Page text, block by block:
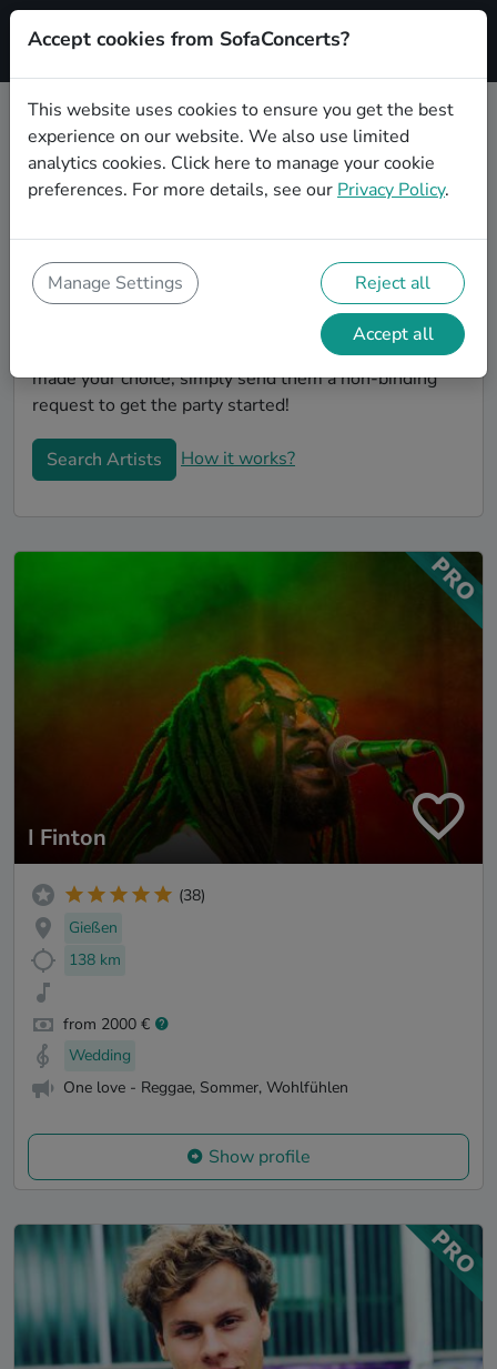
Signup
Book Pop wedding party bands in
Göttingen
play your big day in Göttingen? You're in the right
spot! At SofaConcerts you'll discover unique,
professional, creative bands that will work with you to
make your big day a success! Browse our bands, listen
to their music, watch their videos, and when you've
made your choice, simply send them a non-binding
request to get the party started!
Search Artists How it works?
I Finton
(38)
Gießen
138 km
from 2000 €
Wedding
One love - Reggae, Sommer, Wohlfühlen
Show profile
Accept cookies from SofaConcerts?
This website uses cookies to ensure you get the best
experience on our website. We also use limited
analytics cookies. Click here to manage your cookie
preferences. For more details, see our Privacy Policy.
Manage Settings Reject all
Accept all